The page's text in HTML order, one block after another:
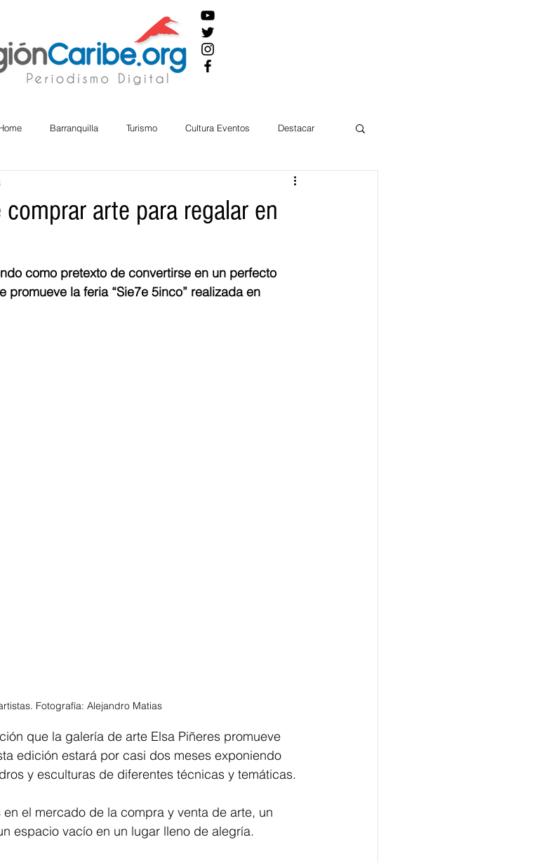
Barranquilla Turismo Cultura Eventos Destacar
AMBIENTAL AFRO
arte para regalar en
como pretexto de convertirse en un perfecto
la feria “Sie7e 5inco” realizada en
Fotografía: Alejandro Matias
que la galería de arte Elsa Piñeres promueve
edición estará por casi dos meses exponiendo
y esculturas de diferentes técnicas y temáticas.
el mercado de la compra y venta de arte, un
espacio vacío en un lugar lleno de alegría.